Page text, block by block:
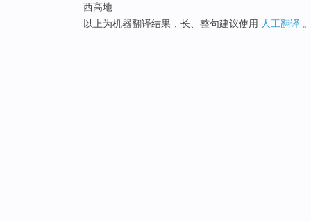
西高地
以上为机器翻译结果，长、整句建议使用 人工翻译